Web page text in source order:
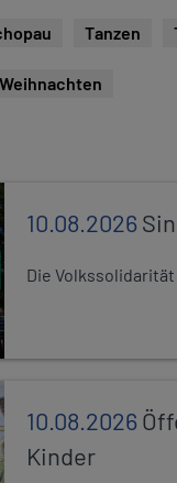
Tanzen
Weihnachten
10.08.2026
Die
10.08.2026
Kinder